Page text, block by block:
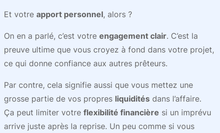
Et votre apport personnel, alors ?
On en a parlé, c’est votre engagement clair. C’est la
preuve ultime que vous croyez à fond dans votre projet,
ce qui donne confiance aux autres prêteurs.
Par contre, cela signifie aussi que vous mettez une
grosse partie de vos propres liquidités dans l’affaire.
Ça peut limiter votre flexibilité financière si un imprévu
arrive juste après la reprise. Un peu comme si vous